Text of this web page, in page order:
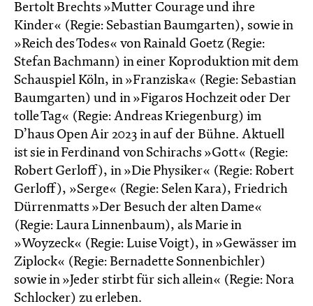
Bertolt Brechts »Mutter Courage und ihre
Kinder« (Regie: Sebastian Baumgarten), sowie in
»Reich des Todes« von Rainald Goetz (Regie:
Stefan Bachmann) in einer Koproduktion mit dem
Schauspiel Köln, in »Franziska« (Regie: Sebastian
Baumgarten) und in »Figaros Hochzeit oder Der
tolle Tag« (Regie: Andreas Kriegenburg) im
D’haus Open Air 2023 in auf der Bühne. Aktuell
ist sie in Ferdinand von Schirachs »Gott« (Regie:
Robert Gerloff), in »Die Physiker« (Regie: Robert
Gerloff), »Serge« (Regie: Selen Kara), Friedrich
Dürrenmatts »Der Besuch der alten Dame«
(Regie: Laura Linnenbaum), als Marie in
»Woyzeck« (Regie: Luise Voigt), in »Gewässer im
Ziplock« (Regie: Bernadette Sonnenbichler)
sowie in »Jeder stirbt für sich allein« (Regie: Nora
Schlocker) zu erleben.